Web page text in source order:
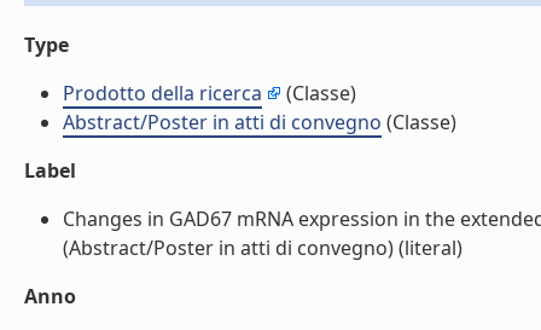
Type
Prodotto della ricerca
(Classe)
Abstract/Poster in atti di convegno (Classe)
Label
Changes in GAD67 mRNA expression in the
(Abstract/Poster in atti di convegno) (literal)
Anno